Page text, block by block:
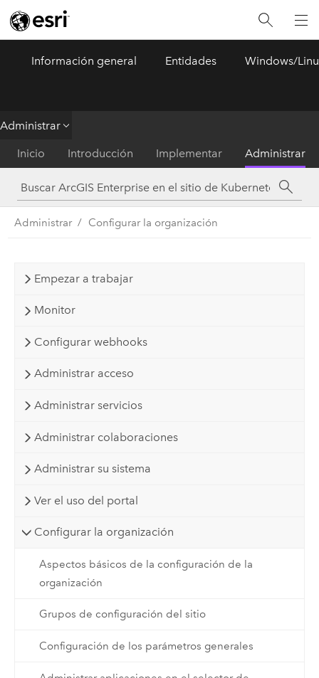
Información general Entidades Windows/
Administrar
Inicio Introducción Implementar Administrar
Administrar Configurar la organización
Empezar a trabajar
Monitor
Configurar webhooks
Administrar acceso
Administrar servicios
Administrar colaboraciones
Administrar su sistema
Ver el uso del portal
Configurar la organización
Aspectos básicos de la configuración de la
organización
Grupos de configuración del sitio
Configuración de los parámetros generales